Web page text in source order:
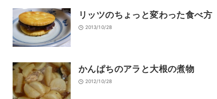
リッツのちょっと変わった食べ方
2013/10/28
かんぱちのアラと大根の煮物
2012/10/28